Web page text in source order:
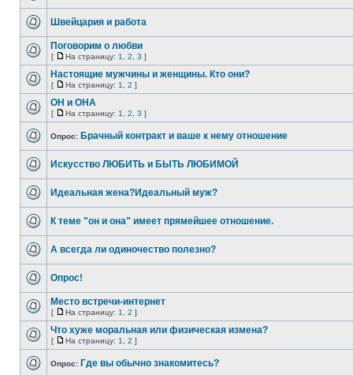
Швейцария и работа
Поговорим о любви
[ На страницу: 1 2 3 ]
Настоящие мужчины и женщины. Кто они?
[ На страницу: 1 2 ]
ОН и ОНА
[ На страницу: 1 2 3 ]
Опрос: Брачный контракт и ваше к нему отношение
Искусство ЛЮБИТЬ и БЫТЬ ЛЮБИМОЙ
Идеальная жена?Идеальный муж?
К теме "он и она" имеет прямейшее отношение.
А всегда ли одиночество полезно?
Опрос!
Место встречи-интернет
[ На страницу: 1 2 ]
Что хуже моральная или физическая измена?
[ На страницу: 1 2 ]
Опрос: Где вы обычно знакомитесь?